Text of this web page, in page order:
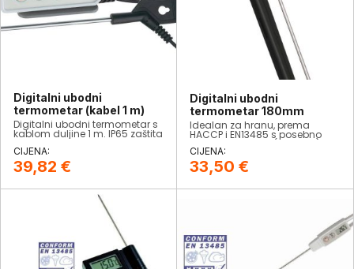
Digitalni ubodni
termometar (kabel 1 m)
​Digitalni ubodni termometar s
kablom duljine 1 m. IP65 zaštita
39,82 €
Digitalni ubodni
termometar 180mm
Idealan za hranu, prema
HACCP i EN13485 s posebno
dugom sondom (180 mm) i
zakretnom glavom.
33,50 €